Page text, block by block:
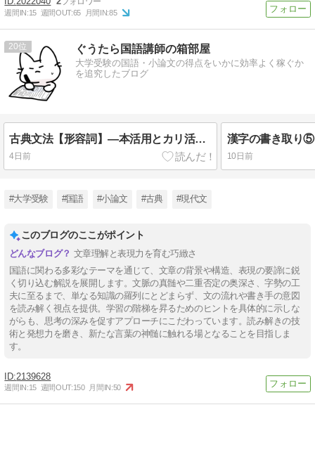
週間IN:15 週間OUT:65 月間IN:85
20 ぐうたら国語講師の箱部屋
大学受験の国語・小論文の得点をいかに効率よく稼ぐか
を追究したブログ
古典文法【形容詞】―本活用とカリ活用―
4日前
漢字の書き取り⑤
10日前
#大学受験 #国語 #小論文 #古典 #現代文
このブログのここがポイント
文章理解と表現力を育む巧緻さ
国語に関わる多彩なテーマを通じて、文章の背景や構造、表現の要諦に鋭
く切り込む解説を展開します。文脈の真髄や二重否定の奥深さ、字勢の工
夫に至るまで、単なる知識の羅列にとどまらず、文の流れや書き手の意図
を読み解く視点を提供。学習の階梯を昇るためのヒントを具体的に示しな
がらも、思考の深みを促すアプローチにこだわっています。読み解きの技
術と発想力を磨き、新たな言葉の神髄に触れる場となることを目指しま
す。
2139628
週間IN:15 週間OUT:150 月間IN:50